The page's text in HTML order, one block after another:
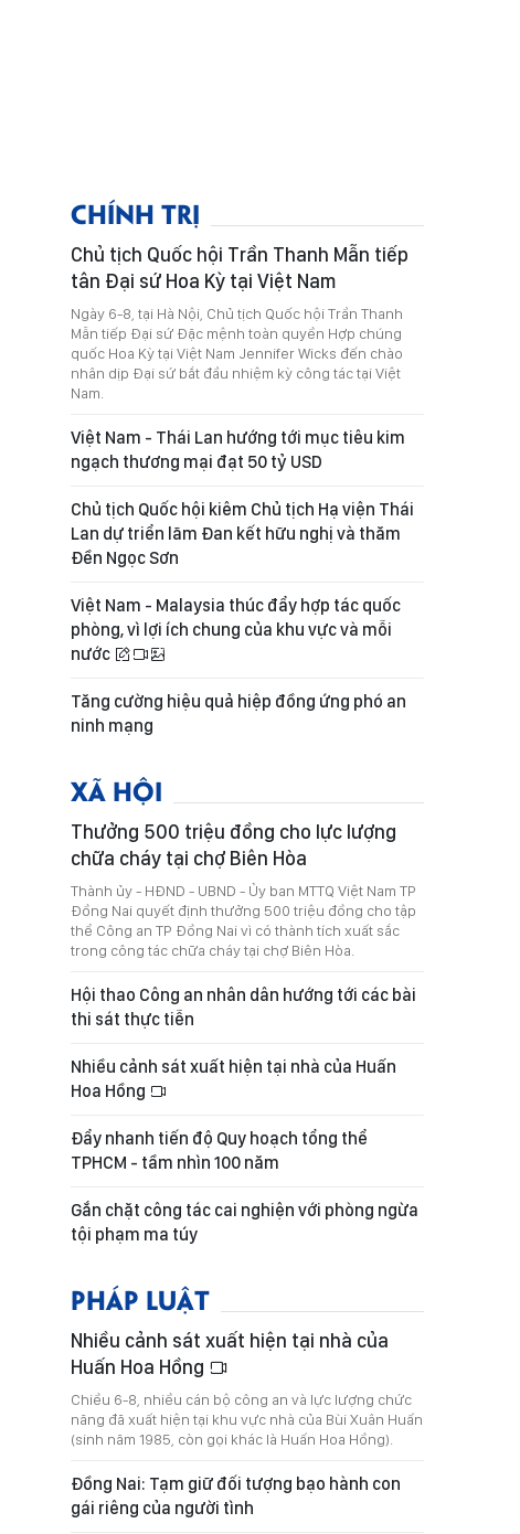
CHÍNH TRỊ
Chủ tịch Quốc hội Trần Thanh Mẫn tiếp
tân Đại sứ Hoa Kỳ tại Việt Nam
Ngày 6-8, tại Hà Nội, Chủ tịch Quốc hội Trần Thanh
Mẫn tiếp Đại sứ Đặc mệnh toàn quyền Hợp chúng
quốc Hoa Kỳ tại Việt Nam Jennifer Wicks đến chào
nhân dịp Đại sứ bắt đầu nhiệm kỳ công tác tại Việt
Nam.
Việt Nam - Thái Lan hướng tới mục tiêu kim
ngạch thương mại đạt 50 tỷ USD
Chủ tịch Quốc hội kiêm Chủ tịch Hạ viện Thái
Lan dự triển lãm Đan kết hữu nghị và thăm
Đền Ngọc Sơn
Việt Nam - Malaysia thúc đẩy hợp tác quốc
phòng, vì lợi ích chung của khu vực và mỗi
nước
Tăng cường hiệu quả hiệp đồng ứng phó an
ninh mạng
XÃ HỘI
Thưởng 500 triệu đồng cho lực lượng
chữa cháy tại chợ Biên Hòa
Thành ủy - HĐND - UBND - Ủy ban MTTQ Việt Nam TP
Đồng Nai quyết định thưởng 500 triệu đồng cho tập
thể Công an TP Đồng Nai vì có thành tích xuất sắc
trong công tác chữa cháy tại chợ Biên Hòa.
Hội thao Công an nhân dân hướng tới các bài
thi sát thực tiễn
Nhiều cảnh sát xuất hiện tại nhà của Huấn
Hoa Hồng
Đẩy nhanh tiến độ Quy hoạch tổng thể
TPHCM - tầm nhìn 100 năm
Gắn chặt công tác cai nghiện với phòng ngừa
tội phạm ma túy
PHÁP LUẬT
Nhiều cảnh sát xuất hiện tại nhà của
Huấn Hoa Hồng
Chiều 6-8, nhiều cán bộ công an và lực lượng chức
năng đã xuất hiện tại khu vực nhà của Bùi Xuân Huấn
(sinh năm 1985, còn gọi khác là Huấn Hoa Hồng).
Đồng Nai: Tạm giữ đối tượng bạo hành con
gái riêng của người tình